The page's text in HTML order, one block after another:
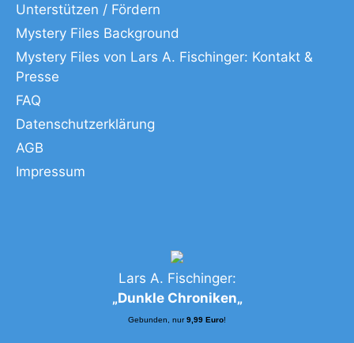
Unterstützen / Fördern
Mystery Files Background
Mystery Files von Lars A. Fischinger: Kontakt &
Presse
FAQ
Datenschutzerklärung
AGB
Impressum
Lars A. Fischinger:
„Dunkle Chroniken„
Gebunden, nur9,99 Euro!